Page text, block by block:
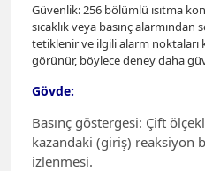
Güvenlik: 256 bölümlü ısıtma
sıcaklık veya basınç
tetiklenir ve ilgili alarm noktaları
görünür, böylece deney daha
Gövde:
Basınç göstergesi: Çift
kazandaki (giriş) reaksiyon
izlenmesi.